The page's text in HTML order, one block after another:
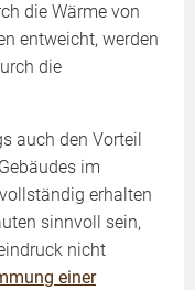
die Wärme von
entweicht, werden
die
auch den Vorteil
im
erhalten
sinnvoll sein,
nicht
einer